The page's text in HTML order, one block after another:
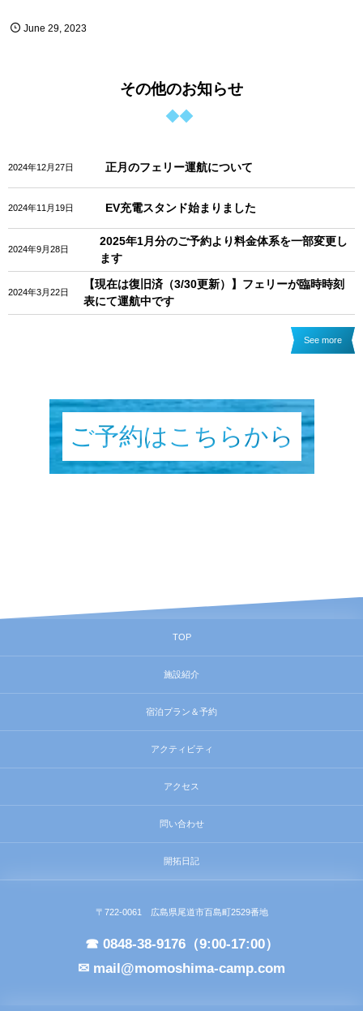
June 29 ,2023
その他のお知らせ
2024年12月27日 正月のフェリー運航について
2024年11月19日 EV充電スタンド始まりました
2024年9月28日
2025年1月分のご予約より料金体系を一部変更し
ます
2024年3月22日
【現在は復旧済（3/30更新）】フェリーが臨時時刻
表にて運航中です
See more
ご予約はこちらから
TOP
施設紹介
宿泊プラン＆予約
アクティビティ
アクセス
問い合わせ
開拓日記
〒722-0061 広島県尾道市百島町2529番地
☎ 0848-38-9176（9:00-17:00）
✉ mail@momoshima-camp.com